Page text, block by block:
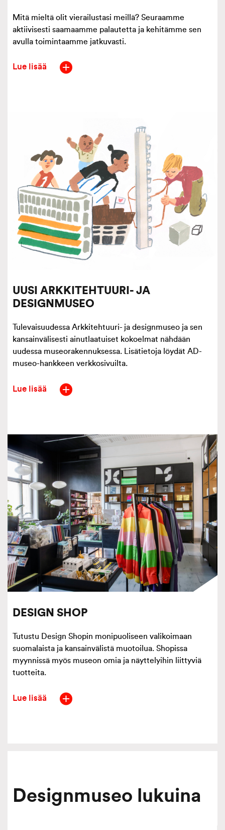
Mitä mieltä olit vierailustasi meillä? Seuraamme
aktiivisesti saamaamme palautetta ja kehitämme sen
avulla toimintaamme jatkuvasti.
Lue lisää
UUSI ARKKITEHTUURI- JA
DESIGNMUSEO
Tulevaisuudessa Arkkitehtuuri- ja designmuseo ja sen
kansainvälisesti ainutlaatuiset kokoelmat nähdään
uudessa museorakennuksessa. Lisätietoja löydät AD-
museo-hankkeen verkkosivuilta.
Lue lisää
DESIGN SHOP
Tutustu Design Shopin monipuoliseen valikoimaan
suomalaista ja kansainvälistä muotoilua. Shopissa
myynnissä myös museon omia ja näyttelyihin liittyviä
tuotteita.
Lue lisää
Designmuseo lukuina